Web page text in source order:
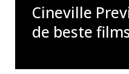
Cineville
de beste